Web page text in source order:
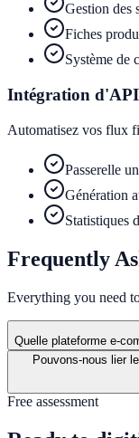
Gestion des
Fiches
Système de
Intégration
Automatisez vos flux
Passerelle
Génération
Statistiques
Frequently
Everything you need
Quelle plateforme e-
Pouvons-nous lier
Free assessment